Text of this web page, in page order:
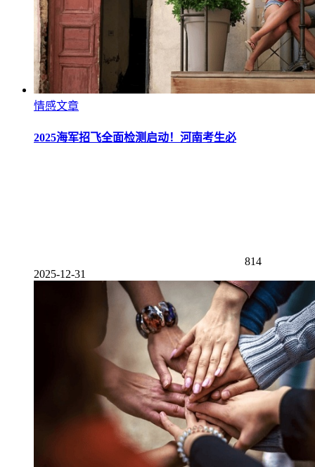
情感文章
2025海军招飞全面检测启动！河南考生必
814
2025-12-31